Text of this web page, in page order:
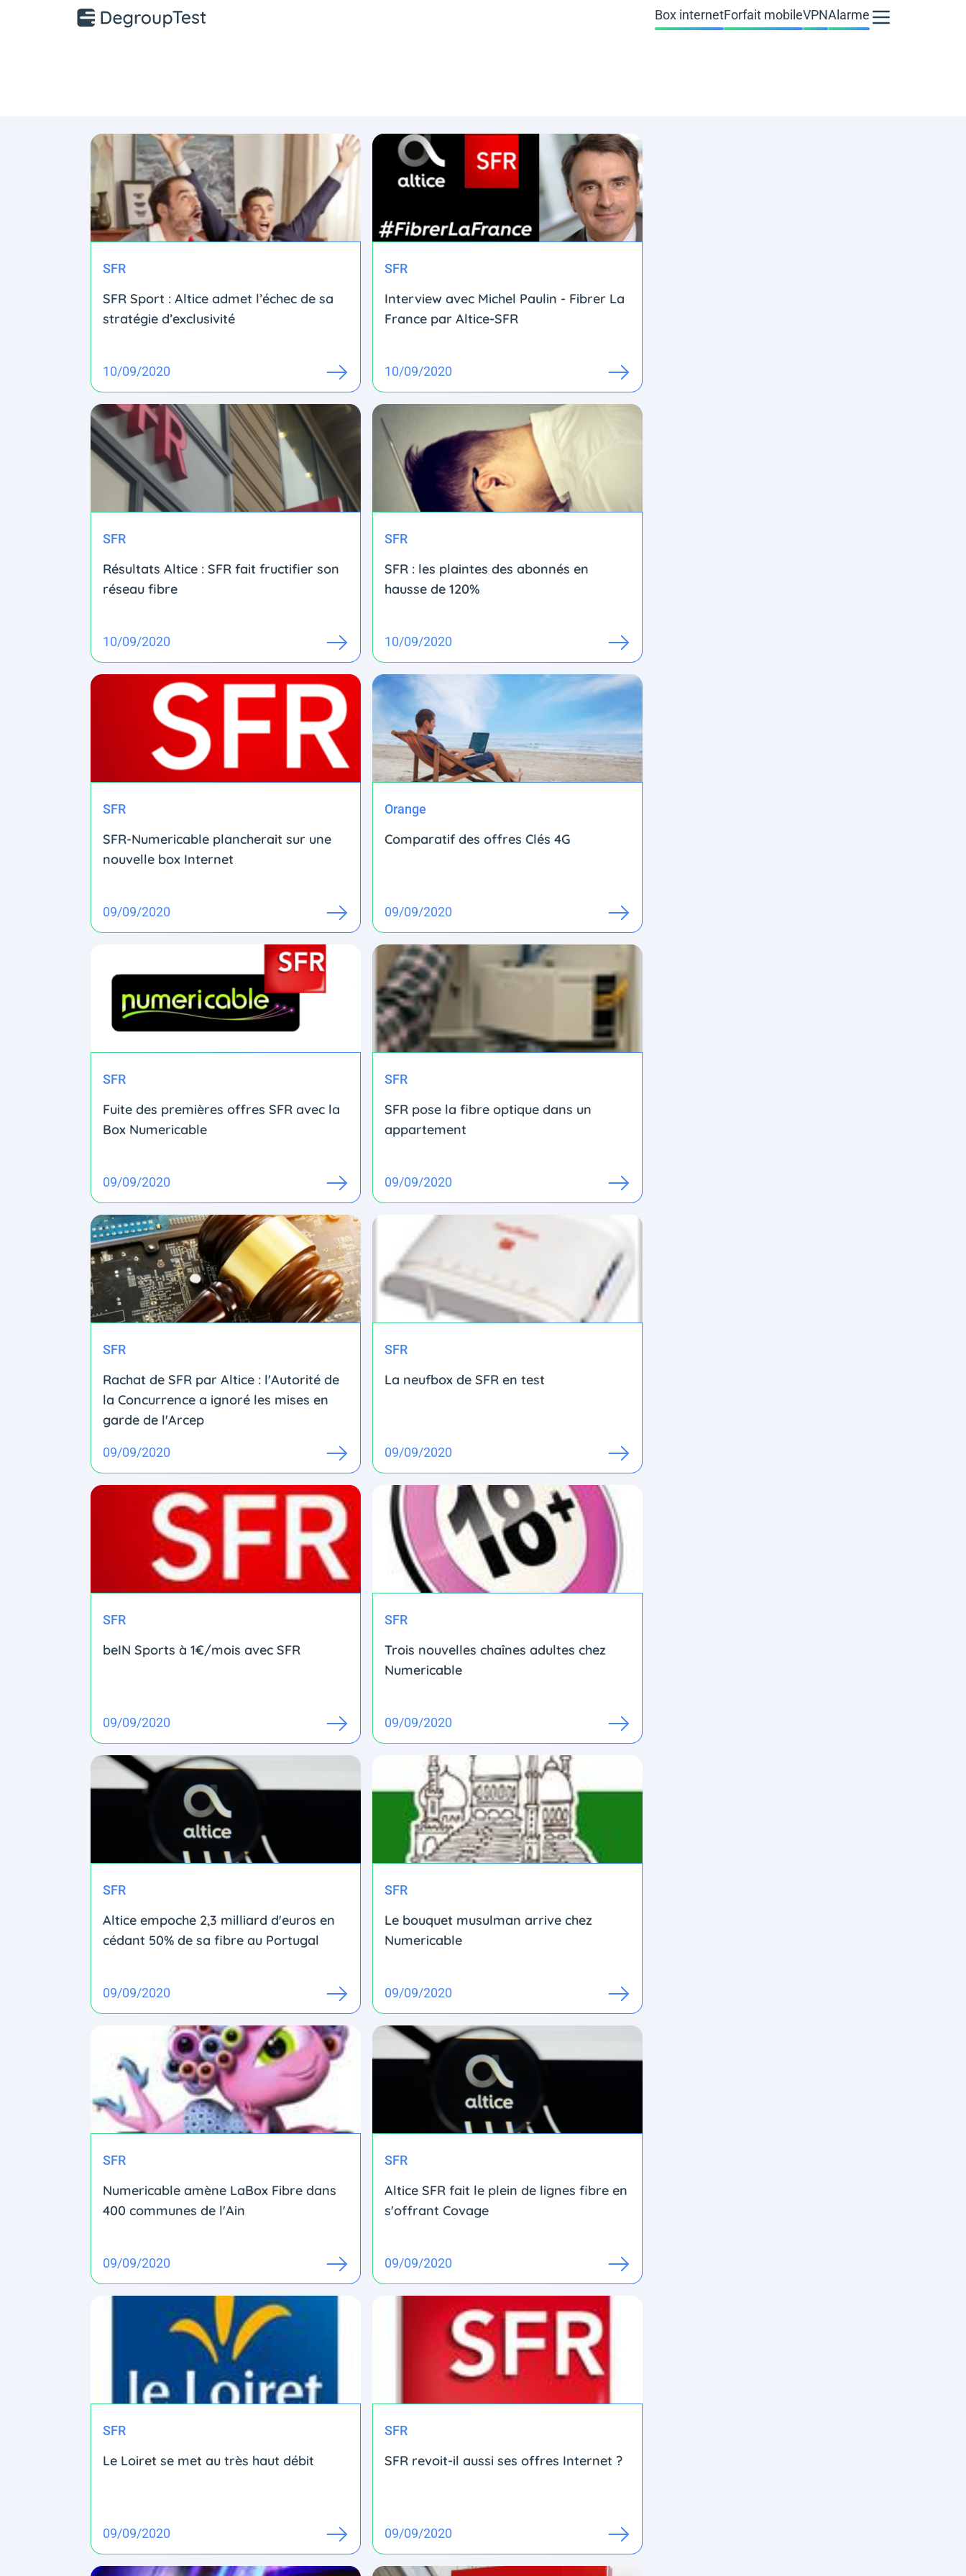
Box internetForfait mobileVPNAlarme
SFR
SFR Sport : Altice admet l’échec de sa
stratégie d’exclusivité
10/09/2020
SFR
Interview avec Michel Paulin - Fibrer La
France par Altice-SFR
10/09/2020
SFR
Résultats Altice : SFR fait fructifier son
réseau fibre
10/09/2020
SFR
SFR : les plaintes des abonnés en
hausse de 120%
10/09/2020
SFR
SFR-Numericable plancherait sur une
nouvelle box Internet
09/09/2020
Orange
Comparatif des offres Clés 4G
09/09/2020
SFR
Fuite des premières offres SFR avec la
Box Numericable
09/09/2020
SFR
SFR pose la fibre optique dans un
appartement
09/09/2020
SFR
Rachat de SFR par Altice : l'Autorité de
la Concurrence a ignoré les mises en
garde de l'Arcep
09/09/2020
SFR
La neufbox de SFR en test
09/09/2020
SFR
beIN Sports à 1€/mois avec SFR
09/09/2020
SFR
Trois nouvelles chaînes adultes chez
Numericable
09/09/2020
SFR
Altice empoche 2,3 milliard d'euros en
cédant 50% de sa fibre au Portugal
09/09/2020
SFR
Le bouquet musulman arrive chez
Numericable
09/09/2020
SFR
Numericable amène LaBox Fibre dans
400 communes de l'Ain
09/09/2020
SFR
Altice SFR fait le plein de lignes fibre en
s'offrant Covage
09/09/2020
SFR
Le Loiret se met au très haut débit
09/09/2020
SFR
SFR revoit-il aussi ses offres Internet ?
09/09/2020